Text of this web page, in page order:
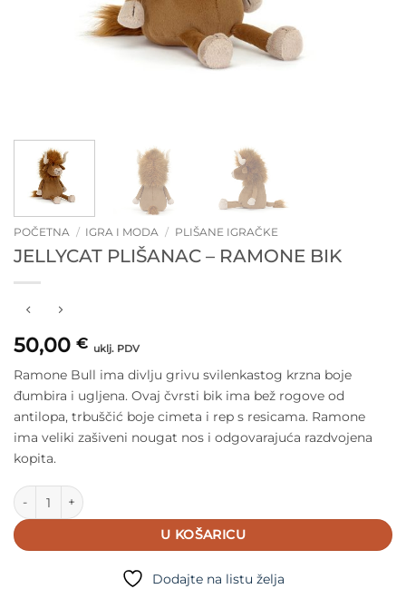
POČETNA / IGRA I MODA / PLIŠANE IGRAČKE
JELLYCAT PLIŠANAC – RAMONE BIK
50,00 € uklj. PDV
Ramone Bull ima divlju grivu svilenkastog krzna boje
đumbira i ugljena. Ovaj čvrsti bik ima bež rogove od
antilopa, trbuščić boje cimeta i rep s resicama. Ramone
ima veliki zašiveni nougat nos i odgovarajuća razdvojena
kopita.
Jellycat plišanac - Ramone Bik količina
U KOŠARICU
Dodajte na listu želja